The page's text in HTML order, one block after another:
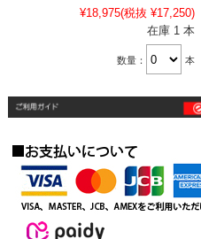
¥18,975(税抜 ¥17,250)
在庫 1 本
数量： 本